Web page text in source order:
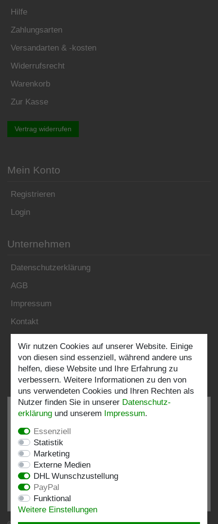
Hilfe
Zahlungsarten
Versandarten & -kosten
Widerrufsrecht
Warenkorb
Zur Kasse
Vertrag widerrufen
Mein Konto
Registrieren
Login
Unternehmen
Datenschutzerklärung
AGB
Impressum
Kontakt
Folgen Sie uns:
bei: shopvote.de, Amazon
Bewertungsprofil bei SHOPVOTE.DE ansehen
Informationen zur Echtheit von Kundenbewertungen
Wir nutzen Cookies auf unserer Website. Einige
von diesen sind essenziell, während andere uns
helfen, diese Website und Ihre Erfahrung zu
verbessern. Weitere Informationen zu den von
uns verwendeten Cookies und Ihren Rechten als
Nutzer finden Sie in unserer Daten­schutz­
erklärung und unserem Impressum.
Essenziell
Statistik
Marketing
Externe Medien
DHL Wunschzustellung
PayPal
Funktional
Weitere Einstellungen